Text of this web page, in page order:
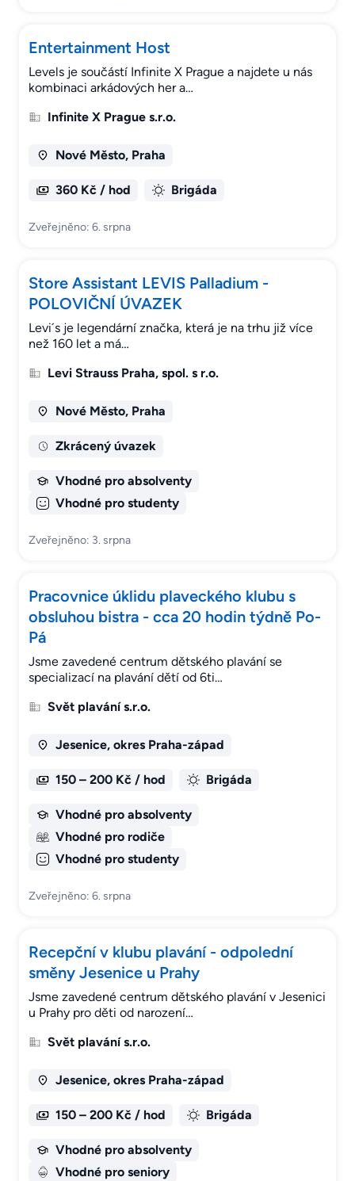
Entertainment Host
Levels je součástí Infinite X Prague a najdete u nás
kombinaci arkádových her a…
Infinite X Prague s.r.o.
Nové Město, Praha
360 Kč / hod Brigáda
Zveřejněno: 6. srpna
Store Assistant LEVIS Palladium -
POLOVIČNÍ ÚVAZEK
Levi´s je legendární značka, která je na trhu již více
než 160 let a má…
Levi Strauss Praha, spol. s r.o.
Nové Město, Praha
Zkrácený úvazek
Vhodné pro absolventy
Vhodné pro studenty
Zveřejněno: 3. srpna
Pracovnice úklidu plaveckého klubu s
obsluhou bistra - cca 20 hodin týdně Po-
Pá
Jsme zavedené centrum dětského plavání se
specializací na plavání dětí od 6ti…
Svět plavání s.r.o.
Jesenice, okres Praha-západ
150 – 200 Kč / hod Brigáda
Vhodné pro absolventy
Vhodné pro rodiče
Vhodné pro studenty
Zveřejněno: 6. srpna
Recepční v klubu plavání - odpolední
směny Jesenice u Prahy
Jsme zavedené centrum dětského plavání v Jesenici
u Prahy pro děti od narození…
Svět plavání s.r.o.
Jesenice, okres Praha-západ
150 – 200 Kč / hod Brigáda
Vhodné pro absolventy
Vhodné pro seniory